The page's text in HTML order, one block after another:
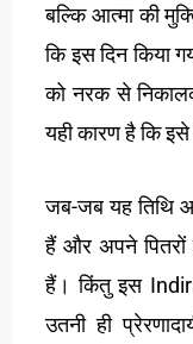
बल्कि आत्मा की
कि इस दिन किया
को नरक से
यही कारण है कि इसे
जब-जब यह तिथि
हैं और अपने
हैं। किंतु इस
उतनी ही